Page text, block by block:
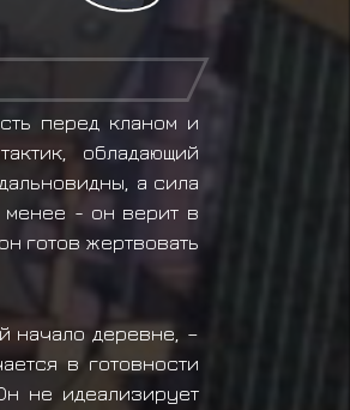
перед кланом и
обладающий
а сила
менее - он верит в
готов жертвовать
начало деревне, –
в готовности
не идеализирует